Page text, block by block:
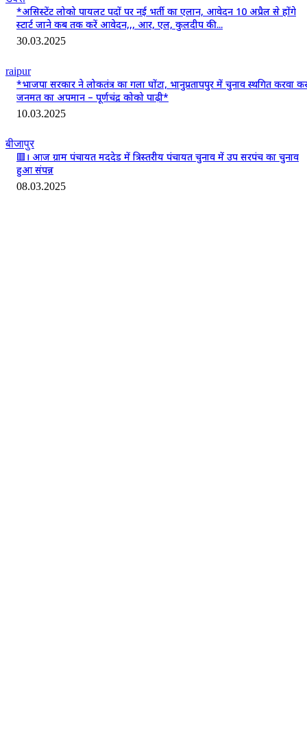
*असिस्टेंट लोको पायलट पदों पर नई भर्ती का एलान, आवेदन 10 अप्रैल से होंगे
स्टार्ट जाने कब तक करें आवेदन,,, आर, एल, कुलदीप की...
30.03.2025
raipur
*भाजपा सरकार ने लोकतंत्र का गला घोंटा, भानुप्रतापपुर में चुनाव स्थगित करवा
जनमत का अपमान – पूर्णचंद्र कोको पाढ़ी*
10.03.2025
बीजापुर
🟥। आज ग्राम पंचायत मददेड में त्रिस्तरीय पंचायत चुनाव में उप सरपंच का चुनाव
हुआ संपन्न
08.03.2025